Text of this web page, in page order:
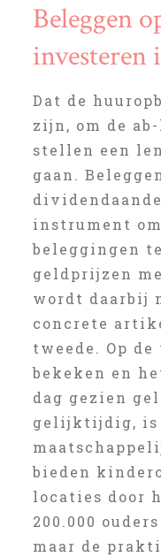
Beleggen
investeren
Dat de
zijn, om de
stellen een
gaan.
instrument
beleggingen
geldprijzen
wordt daarbij
concrete
tweede. Op
bekeken en
dag gezien
gelijktijdig, is
bieden
locaties door
200.000
maar de